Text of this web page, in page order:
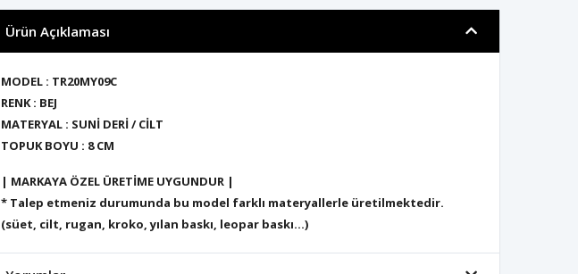
Ürün Açıklaması
MODEL : TR20MY09C
RENK : BEJ
MATERYAL : SUNİ DERİ / CİLT
TOPUK BOYU : 8 CM
| MARKAYA ÖZEL ÜRETİME UYGUNDUR |
* Talep etmeniz durumunda bu model farklı materyallerle üretilmektedir.
(süet, cilt, rugan, kroko, yılan baskı, leopar baskı...)